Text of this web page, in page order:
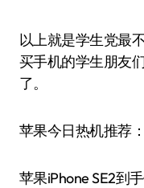
以上就是学生党最
买手机的学生朋友
了。
苹果今日热机推荐：
苹果iPhone SE2到